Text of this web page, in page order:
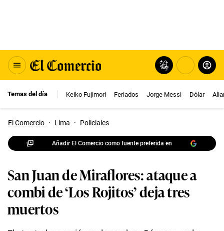
Temas del día Keiko Fujimori Feriados Jorge Messi Dólar
El Comercio · Lima · Policiales
Añadir El Comercio como fuente preferida en
San Juan de Miraflores: ataque a
combi de ‘Los Rojitos’ deja tres
muertos